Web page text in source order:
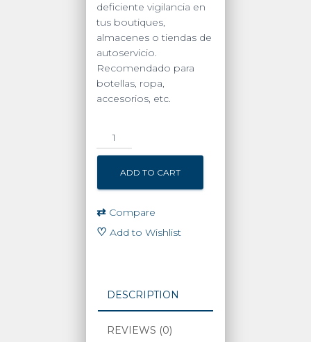
deficiente vigilancia en
tus boutiques,
almacenes o tiendas de
autoservicio.
Recomendado para
botellas, ropa,
accesorios, etc.
KIT
DE
DE
PRODUCTOS
ADD TO CART
⇄ Compare
♡ Add to Wishlist
DESCRIPTION
REVIEWS (0)